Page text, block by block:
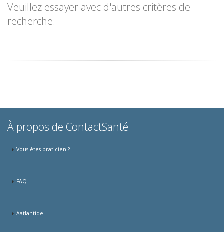
Veuillez essayer avec d'autres critères de
recherche.
À propos de ContactSanté
Vous êtes praticien ?
FAQ
Aatlantide